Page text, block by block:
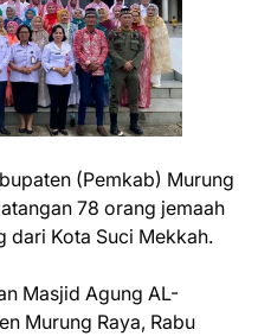
(Pemkab) Murung
78 orang jemaah
dari Kota Suci Mekkah.
Masjid Agung AL-
Murung Raya, Rabu